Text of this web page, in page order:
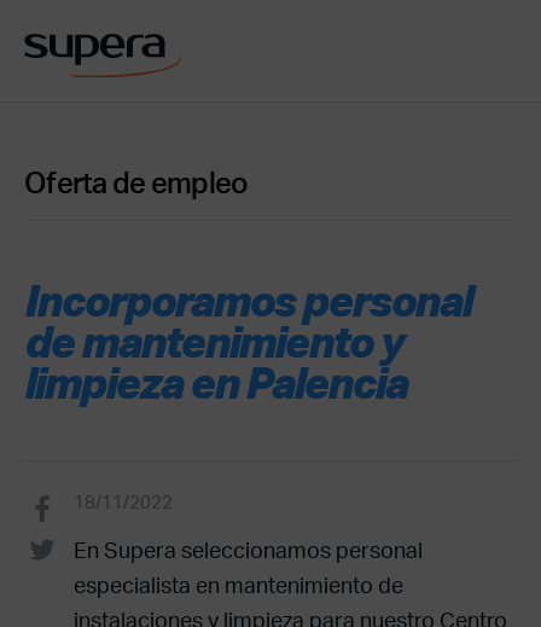
Oferta de empleo
Incorporamos personal
de mantenimiento y
limpieza en Palencia
18/11/2022
En Supera seleccionamos personal
especialista en mantenimiento de
instalaciones y limpieza para nuestro Centro